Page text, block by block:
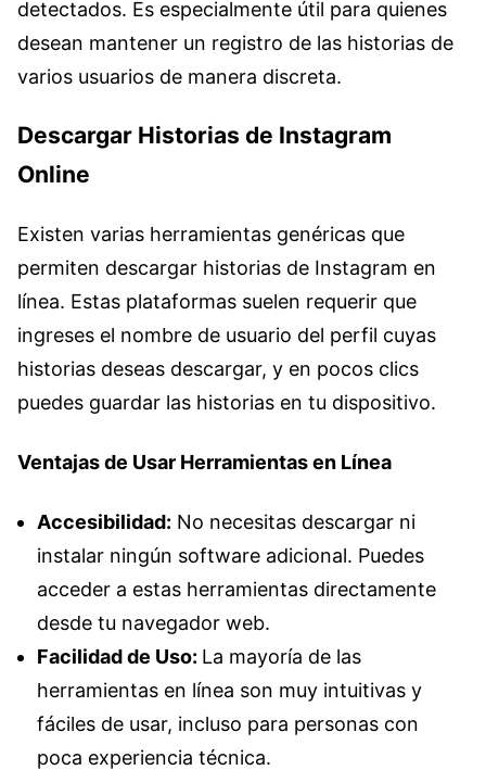
detectados. Es especialmente útil para quienes
desean mantener un registro de las historias de
varios usuarios de manera discreta.
Descargar Historias de Instagram
Online
Existen varias herramientas genéricas que
permiten descargar historias de Instagram en
línea. Estas plataformas suelen requerir que
ingreses el nombre de usuario del perfil cuyas
historias deseas descargar, y en pocos clics
puedes guardar las historias en tu dispositivo.
Ventajas de Usar Herramientas en Línea
Accesibilidad: No necesitas descargar ni
instalar ningún software adicional. Puedes
acceder a estas herramientas directamente
desde tu navegador web.
Facilidad de Uso: La mayoría de las
herramientas en línea son muy intuitivas y
fáciles de usar, incluso para personas con
poca experiencia técnica.